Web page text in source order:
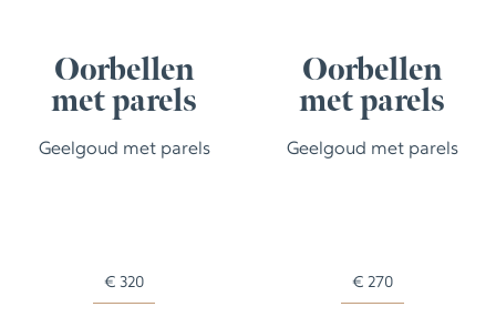
Oorbellen
met parels
Geelgoud met parels
€ 320
Oorbellen
met parels
Geelgoud met parels
€ 270